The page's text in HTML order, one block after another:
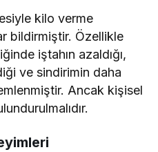
kilo verme
bildirmiştir. Özellikle
iştahın azaldığı,
ve sindirimin daha
Ancak kişisel